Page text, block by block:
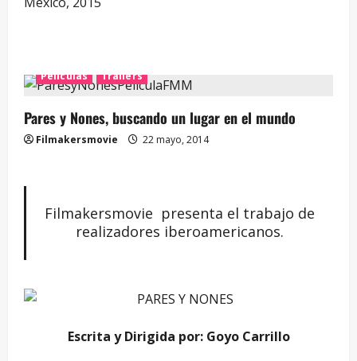
Películas Trailers
Pares y Nones, buscando un lugar en el mundo
Filmakersmovie 22 mayo, 2014
Filmakersmovie presenta el trabajo de
realizadores iberoamericanos.
Escrita y Dirigida por: Goyo Carrillo